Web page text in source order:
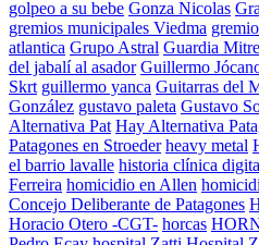
golpeo a su bebe Gonza Nicolas
gremios municipales Viedma
atlantica Grupo Astral Guardia
del jabalí al asador Guillermo
Skrt guillermo yanca Guitarras del
González gustavo paleta Gustavo
Alternativa Pat Hay Alternativa
Patagones en Stroeder heavy metal
el barrio lavalle historia clínica
Ferreira homicidio en Allen
Concejo Deliberante de Patagones
Horacio Otero -CGT- horcas